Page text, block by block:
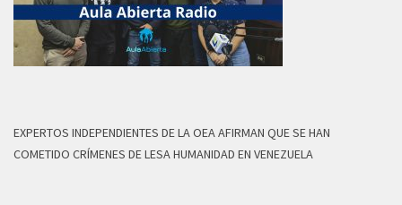
EXPERTOS INDEPENDIENTES DE LA OEA AFIRMAN QUE SE HAN
COMETIDO CRÍMENES DE LESA HUMANIDAD EN VENEZUELA